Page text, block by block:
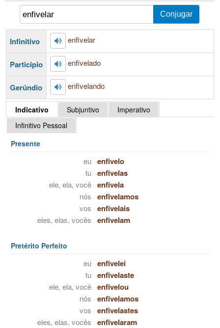
Infinitivo enfivelar
Participio enfivelado
Gerúndio enfivelando
Indicativo Subjuntivo
Imperativo
Infinitivo Pessoal
Presente
eu enfivelo
tu enfivelas
ele, ela, você enfivela
nós enfivelamos
vos enfivelais
eles, elas, vocês enfivelam
Pretérito Perfeito
eu enfivelei
tu enfivelaste
ele, ela, você enfivelou
nós enfivelamos
vos enfivelastes
eles, elas, vocês enfivelaram